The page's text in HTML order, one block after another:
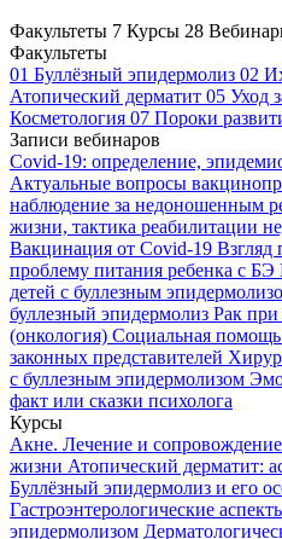
Факультеты 7 Курсы 28
Факультеты
01 Буллёзный эпидермолиз 02
Атопический дерматит 05 Уход
Косметология 07 Пороки
Записи вебинаров
Covid-19: определение,
Актуальные вопросы
наблюдение за недоношенным
жизни, тактика реабилитации
Вакцинация от Covid-19 Взгляд
проблему питания ребенка с БЭ
детей с буллезным
буллезный эпидермолиз Рак при
(онкология) Социальная
законных представителей
с буллезным эпидермолизом
факт или сказки психолога
Курсы
Акне. Лечение и
жизни Атопический дерматит:
Буллёзный эпидермолиз и его
Гастроэнтерологические
эпидермолизом